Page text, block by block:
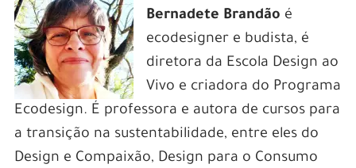
Bernadete Brandão é
ecodesigner e budista, é
diretora da Escola Design ao
Vivo e criadora do Programa
Ecodesign. É professora e autora de cursos para
a transição na sustentabilidade, entre eles do
Design e Compaixão, Design para o Consumo